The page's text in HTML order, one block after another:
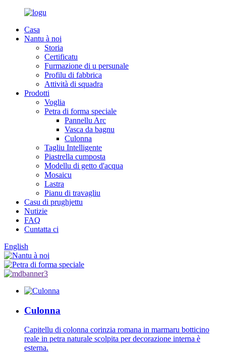
Casa
Nantu à noi
Storia
Certificatu
Furmazione di u persunale
Profilu di fabbrica
Attività di squadra
Prodotti
Voglia
Petra di forma speciale
Pannellu Arc
Vasca da bagnu
Culonna
Tagliu Intelligente
Piastrella cumposta
Modellu di getto d'acqua
Mosaicu
Lastra
Pianu di travagliu
Casu di prughjettu
Nutizie
FAQ
Cuntatta ci
English
Culonna
Capitellu di colonna corinzia romana in marmaru botticino
reale in petra naturale scolpita per decorazione interna è
esterna.